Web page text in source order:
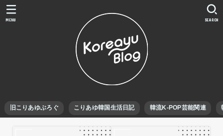
旧こりあゆぶろぐ こりあゆ韓国生活日記 韓流K-POP芸能関連
SEARCH
MENU